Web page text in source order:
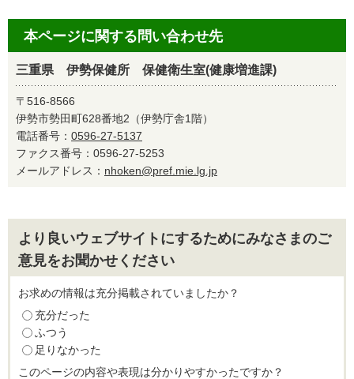
本ページに関する問い合わせ先
三重県 伊勢保健所 保健衛生室(健康増進課)
〒516-8566
伊勢市勢田町628番地2（伊勢庁舎1階）
電話番号： 0596-27-5137
ファクス番号：0596-27-5253
メールアドレス： nhoken@pref.mie.lg.jp
より良いウェブサイトにするためにみなさまのご
意見をお聞かせください
お求めの情報は充分掲載されていましたか？
充分だった
ふつう
足りなかった
このページの内容や表現は分かりやすかったですか？